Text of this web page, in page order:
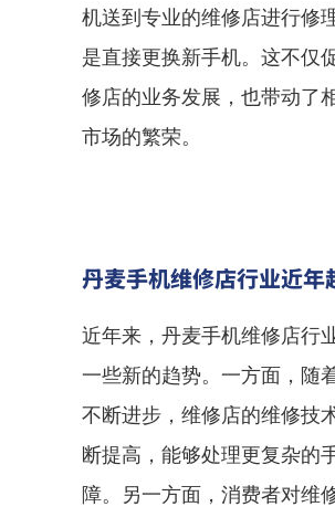
机送到专业的维修店进行修
是直接更换新手机。这不仅
修店的业务发展，也带动了
市场的繁荣。
丹麦手机维修店行业近年
近年来，丹麦手机维修店行
一些新的趋势。一方面，随
不断进步，维修店的维修技
断提高，能够处理更复杂的
障。另一方面，消费者对维